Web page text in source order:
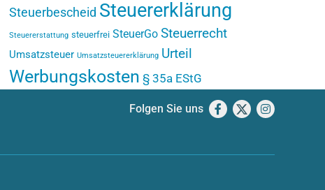
Steuerbescheid Steuererklärung
Steuererstattung steuerfrei SteuerGo Steuerrecht
Umsatzsteuer Umsatzsteuererklärung Urteil
Werbungskosten § 35a EStG
Folgen Sie uns Facebook
X Instagram